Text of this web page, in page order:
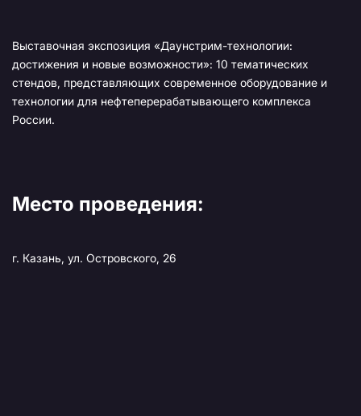
Выставочная экспозиция «Даунстрим-технологии:
достижения и новые возможности»: 10 тематических
стендов, представляющих современное оборудование и
технологии для нефтеперерабатывающего комплекса
России.
Место проведения:
г. Казань, ул. Островского, 26